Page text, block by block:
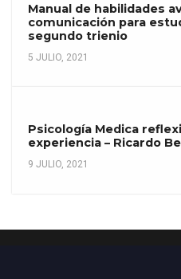
Manual de habilidades
comunicación para
segundo trienio
5 JULIO, 2021
Psicología Medica
experiencia – Ricardo
9 JULIO, 2021